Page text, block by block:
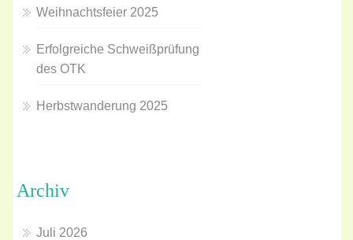
Weihnachtsfeier 2025
Erfolgreiche Schweißprüfung
des OTK
Herbstwanderung 2025
Archiv
Juli 2026